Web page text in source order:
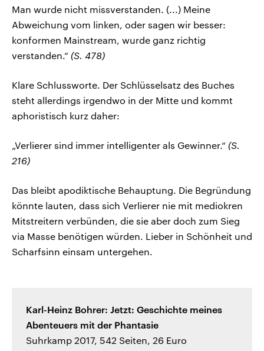
Man wurde nicht missverstanden. (...) Meine
Abweichung vom linken, oder sagen wir besser:
konformen Mainstream, wurde ganz richtig
verstanden.“ (S. 478)
Klare Schlussworte. Der Schlüsselsatz des Buches
steht allerdings irgendwo in der Mitte und kommt
aphoristisch kurz daher:
„Verlierer sind immer intelligenter als Gewinner.“ (S.
216)
Das bleibt apodiktische Behauptung. Die Begründung
könnte lauten, dass sich Verlierer nie mit mediokren
Mitstreitern verbünden, die sie aber doch zum Sieg
via Masse benötigen würden. Lieber in Schönheit und
Scharfsinn einsam untergehen.
Karl-Heinz Bohrer: Jetzt: Geschichte meines
Abenteuers mit der Phantasie
Suhrkamp 2017, 542 Seiten, 26 Euro